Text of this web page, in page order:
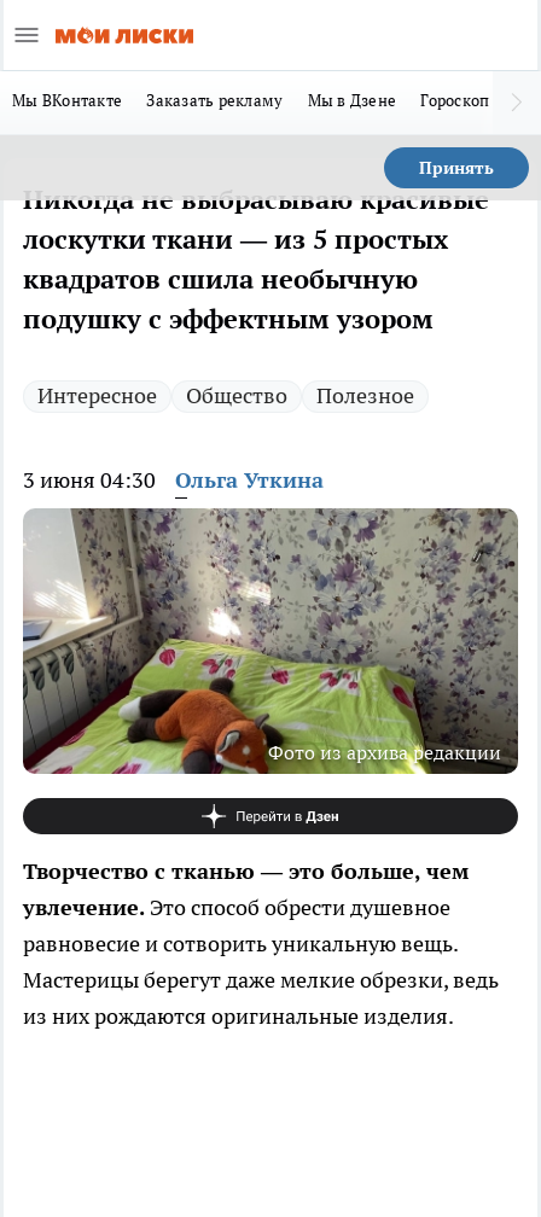
Мы ВКонтакте Заказать рекламу Мы в Дзене Гороскоп
Принять
Никогда не выбрасываю красивые
лоскутки ткани — из 5 простых
квадратов сшила необычную
подушку с эффектным узором
Интересное Общество Полезное
3 июня 04:30 Ольга Уткина
Фото из архива редакции
Творчество с тканью — это больше, чем
увлечение. Это способ обрести душевное
равновесие и сотворить уникальную вещь.
Мастерицы берегут даже мелкие обрезки, ведь
из них рождаются оригинальные изделия.